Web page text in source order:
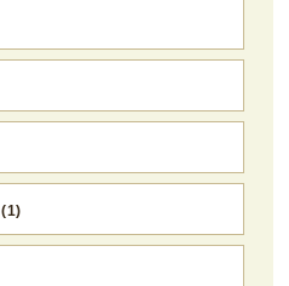
(1)